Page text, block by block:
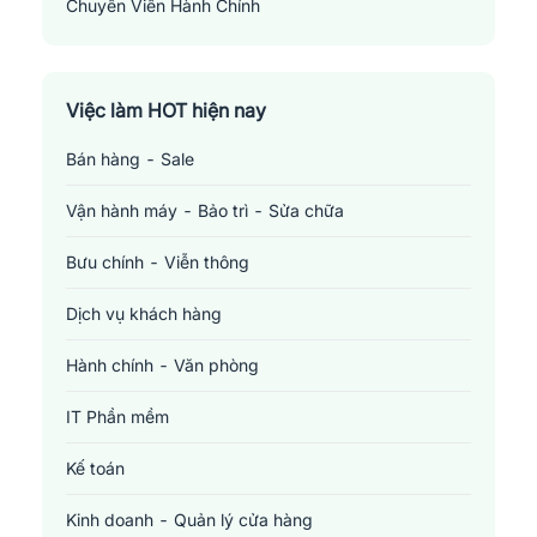
Chuyên Viên Hành Chính
Việc làm HOT hiện nay
Bán hàng - Sale
Vận hành máy - Bảo trì - Sửa chữa
Bưu chính - Viễn thông
Dịch vụ khách hàng
Hành chính - Văn phòng
IT Phần mềm
Kế toán
Kinh doanh - Quản lý cửa hàng